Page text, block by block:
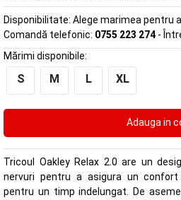
Disponibilitate: Alege marimea pentru
Comandă telefonic: 0755 223 274 -
Mărimi disponibile:
S M L XL
Tricoul Oakley Relax 2.0 are un
nervuri pentru a asigura un
pentru un timp indelungat. De